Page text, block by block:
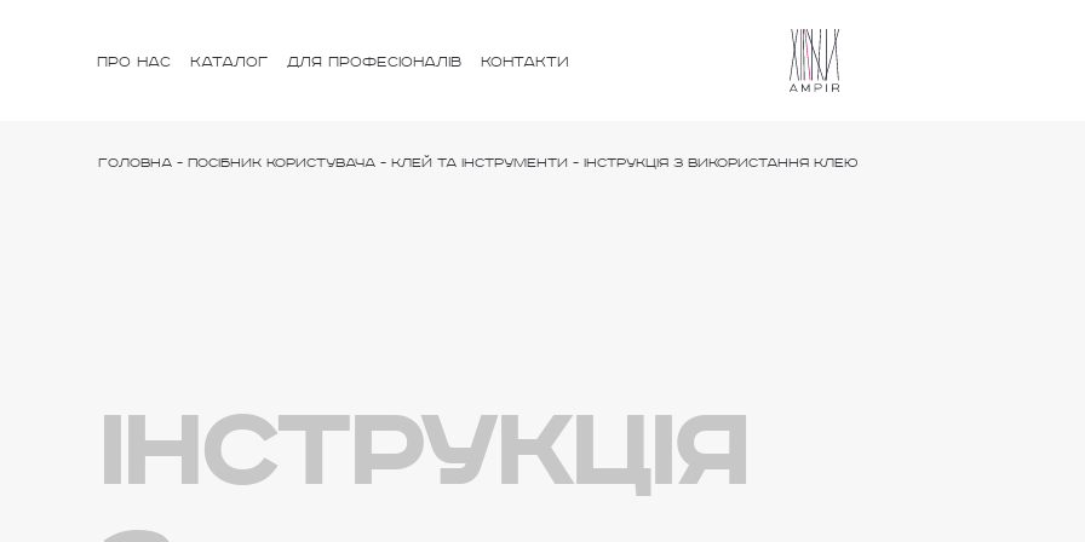
ПРО НАС КАТАЛОГ ДЛЯ ПРОФЕСІОНАЛІВ КОНТАКТИ
Головна- Посібник користувача- Клей та інструменти - Інструкція з використання клею
Інструкція